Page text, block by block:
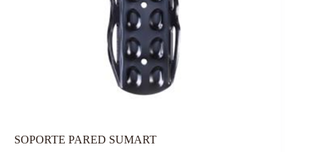
SOPORTE PARED SUMART